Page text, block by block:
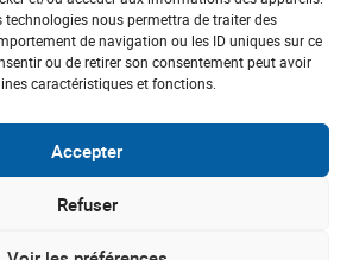
technologies nous permettra de traiter des
de navigation ou les ID uniques sur ce
ou de retirer son consentement peut avoir
caractéristiques et fonctions.
Accepter
Refuser
THE DATE